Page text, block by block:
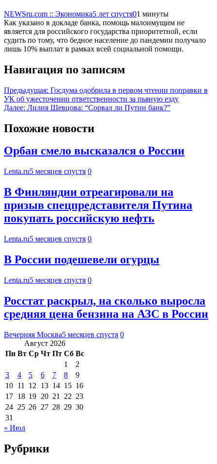
NEWSru.com :: Экономика5 лет спустя01 минуты
Как указано в докладе банка, помощь малоимущим не
является для российского государства приоритетной, если
судить по тому, что бедное население до пандемии получало
лишь 10% выплат в рамках всей социальной помощи.
Навигация по записям
Предыдущая: Госдума одобрила в первом чтении поправки в
УК об ужесточении ответственности за пьяную езду
Далее: Лилия Шевцова: “Сорвал ли Путин банк?”
Похожие новости
Орбан смело высказался о России
Lenta.ru5 месяцев спустя 0
В Финляндии отреагировали на
призыв спецпредставителя Путина
покупать российскую нефть
Lenta.ru5 месяцев спустя 0
В России подешевели огурцы
Lenta.ru5 месяцев спустя 0
Росстат раскрыл, на сколько выросла
средняя цена бензина на АЗС в России
Вечерняя Москва5 месяцев спустя 0
Август 2026
Пн Вт Ср Чт Пт Сб Вс
1
2
3
4 5 6 7 8
9
10 11 12 13 14 15 16
17 18 19 20 21 22 23
24 25 26 27 28 29 30
31
« Июл
Рубрики